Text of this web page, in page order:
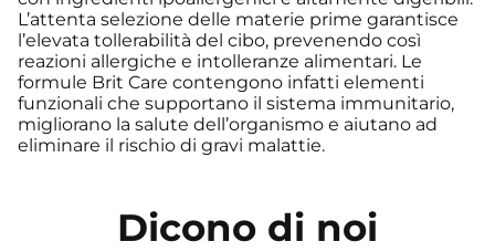
L’attenta selezione delle materie prime garantisce
l’elevata tollerabilità del cibo, prevenendo così
reazioni allergiche e intolleranze alimentari. Le
formule Brit Care contengono infatti elementi
funzionali che supportano il sistema immunitario,
migliorano la salute dell’organismo e aiutano ad
eliminare il rischio di gravi malattie.
Dicono di noi